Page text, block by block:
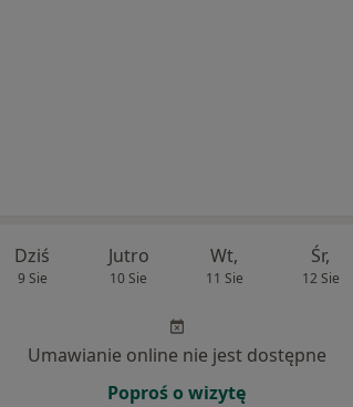
Dziś
9 Sie
Jutro
10 Sie
Wt,
11 Sie
Śr,
12 Sie
Umawianie online nie jest dostępne
Poproś o wizytę